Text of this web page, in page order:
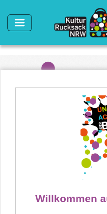
Willkommen